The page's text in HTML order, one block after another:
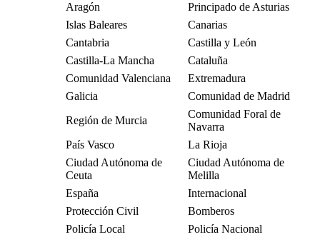
Aragón
Principado de Asturias
Islas Baleares
Canarias
Cantabria
Castilla y León
Castilla-La Mancha
Cataluña
Comunidad Valenciana
Extremadura
Galicia
Comunidad de Madrid
Región de Murcia
Comunidad Foral de
Navarra
País Vasco
La Rioja
Ciudad Autónoma de
Ceuta
Ciudad Autónoma de
Melilla
España
Internacional
Protección Civil
Bomberos
Policía Local
Policía Nacional